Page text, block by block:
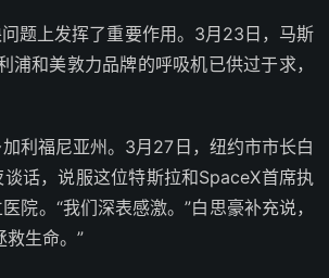
题上发挥了重要作用。3月23日，马斯
和美敦力品牌的呼吸机已供过于求，
利福尼亚州。3月27日，纽约市市长白
话，说服这位特斯拉和SpaceX首席执
。“我们深表感激。”白思豪补充说，
救生命。”